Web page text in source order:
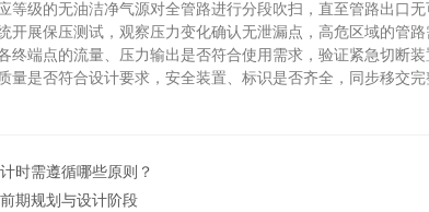
级的无油洁净气源对全管路进行分段吹扫，直至管路出口无
展保压测试，观察压力变化确认无泄漏点，高危区域的管路
端点的流量、压力输出是否符合使用需求，验证紧急切断装
是否符合设计要求，安全装置、标识是否齐全，同步移交
时需遵循哪些原则？
期规划与设计阶段